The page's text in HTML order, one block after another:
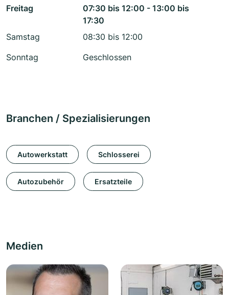
Freitag
07:30 bis 12:00 - 13:00 bis
17:30
Samstag
08:30 bis 12:00
Sonntag
Geschlossen
Branchen / Spezialisierungen
Autowerkstatt Schlosserei
Autozubehör Ersatzteile
Medien